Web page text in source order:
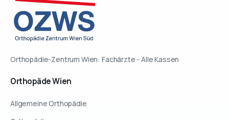
Orthopädie-Zentrum Wien: Fachärzte - Alle Kassen
OrthopädeWien
Allgemeine Orthopädie